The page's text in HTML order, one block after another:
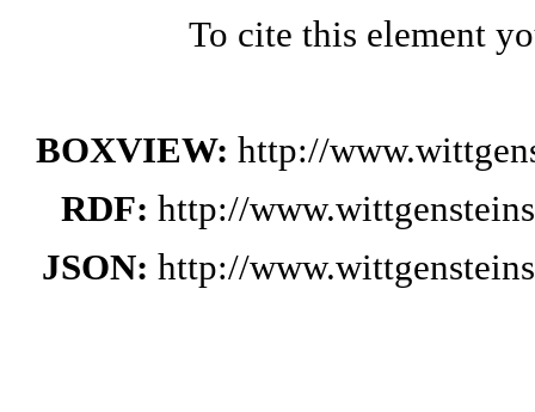
To cite this element
BOXVIEW: http://
RDF: http://
JSON: http://